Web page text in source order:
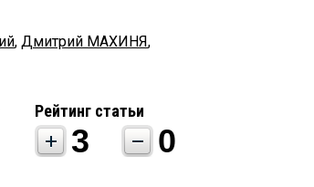
, Дмитрий МАХИНЯ,
Рейтинг статьи
3 0